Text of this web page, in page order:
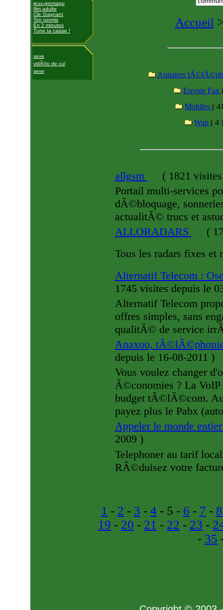
jeux-gromago
film adulte
Clic Gagnant
Ton permis
En 2 minutes
Tune ta caisse !
sexe
vidÃ©o de cul
sexe
Accueil
Annaires
Envoie Fax
Mobiles (
Wap ( 4 )
allgsm (1821
Portail multi-services
dÃ©bloquage,
actualitÃ© trucs et
ALLORADARS
(
Tous les radars fixes et
Alternatif Telecom :
1745 visites depuis le
Alternatif Telecom
offres simples, sans
qualitÃ© de service
Anaxoo,
depuis le 16-08-2011 )
Vous voulez changer
Ã©conomies ? La
budget tÃ©lÃ©com. Au
payez plus le Pabx
Appeler le monde
2009 )
Telephoner au tarif
RÃ©duisez votre
1 - 2 - 3 - 4 - 5 - 6 - 7 - 8
19 - 20 - 21 - 22 - 23 -
- 35